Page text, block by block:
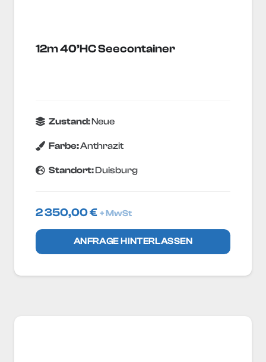
12m 40’HC Seecontainer
Zustand:Neue
Farbe:Anthrazit
Standort:Duisburg
2 350,00€ + MwSt
ANFRAGE HINTERLASSEN